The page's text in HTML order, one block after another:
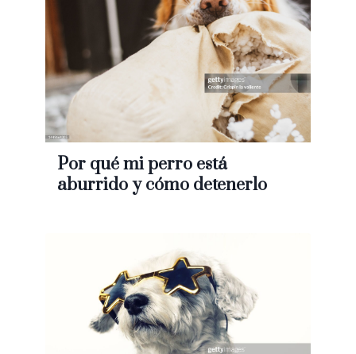
Por qué mi perro está
aburrido y cómo detenerlo